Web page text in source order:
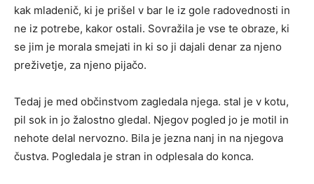
kak mladenič, ki je prišel v bar le iz gole radovednosti in
ne iz potrebe, kakor ostali. Sovražila je vse te obraze, ki
se jim je morala smejati in ki so ji dajali denar za njeno
preživetje, za njeno pijačo.
Tedaj je med občinstvom zagledala njega. stal je v kotu,
pil sok in jo žalostno gledal. Njegov pogled jo je motil in
nehote delal nervozno. Bila je jezna nanj in na njegova
čustva. Pogledala je stran in odplesala do konca.